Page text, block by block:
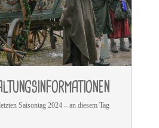
Saisontag 2024 – an diesem Tag